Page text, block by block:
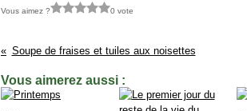
Vous aimez ? 0 vote
Soupe de fraises et tuiles aux noisettes
Vous aimerez aussi :